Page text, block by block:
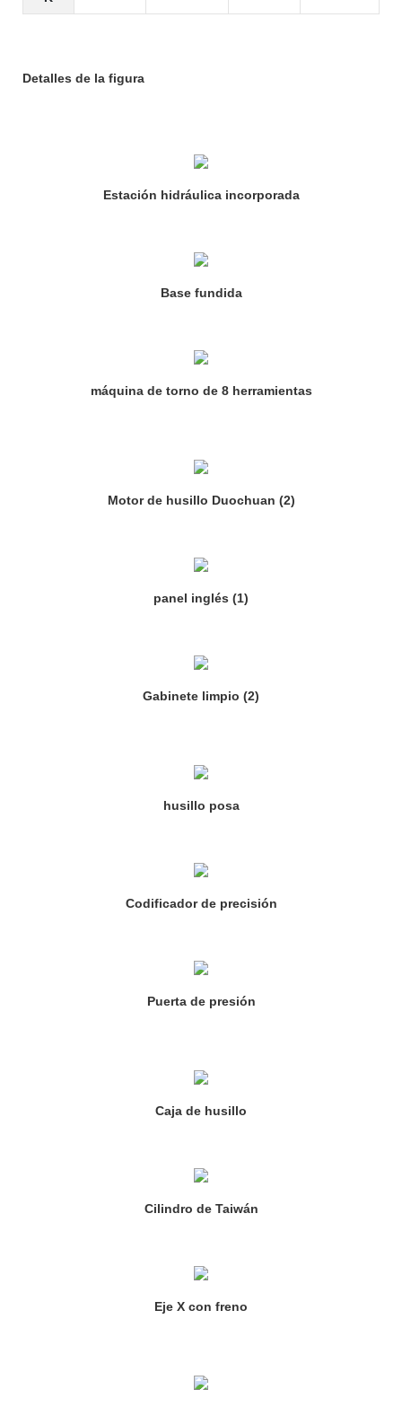
Detalles de la figura
Estación hidráulica incorporada
Base fundida
máquina de torno de 8 herramientas
Motor de husillo Duochuan (2)
panel inglés (1)
Gabinete limpio (2)
husillo posa
Codificador de precisión
Puerta de presión
Caja de husillo
Cilindro de Taiwán
Eje X con freno